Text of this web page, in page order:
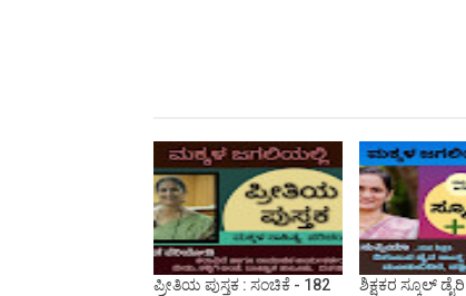
ಪ್ರೀತಿಯ ಪುಸ್ತಕ : ಸಂಚಿಕೆ - 182 ಶಿಕ್ಷಕರ ಸ್ಕೂಲ್